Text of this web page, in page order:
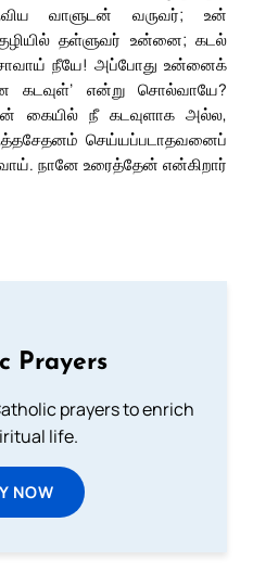
வாளுடன் வருவர்; உன்
தள்ளுவர் உன்னை; கடல்
நீயே! அப்போது உன்னைக்
கடவுள்’ என்று சொல்வாயே?
கையில் நீ கடவுளாக அல்ல,
செய்யப்படாதவனைப்
நானே உரைத்தேன் என்கிறார்
Prayers
prayers to enrich
life.
NOW